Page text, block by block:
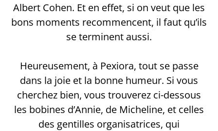
Albert Cohen. Et en effet, si on veut que les
bons moments recommencent, il faut qu’ils
se terminent aussi.
Heureusement, à Pexiora, tout se passe
dans la joie et la bonne humeur. Si vous
cherchez bien, vous trouverez ci-dessous
les bobines d’Annie, de Micheline, et celles
des gentilles organisatrices, qui